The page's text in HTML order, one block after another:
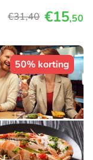
€31,40 €15,50
50% korting